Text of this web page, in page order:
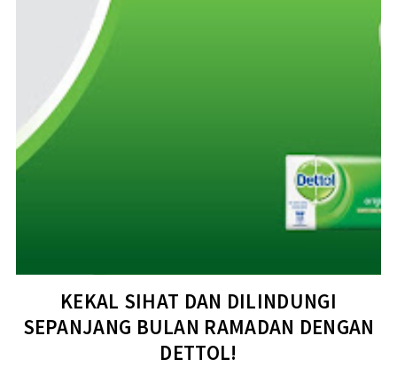
KEKAL SIHAT DAN DILINDUNGI
SEPANJANG BULAN RAMADAN DENGAN
DETTOL!